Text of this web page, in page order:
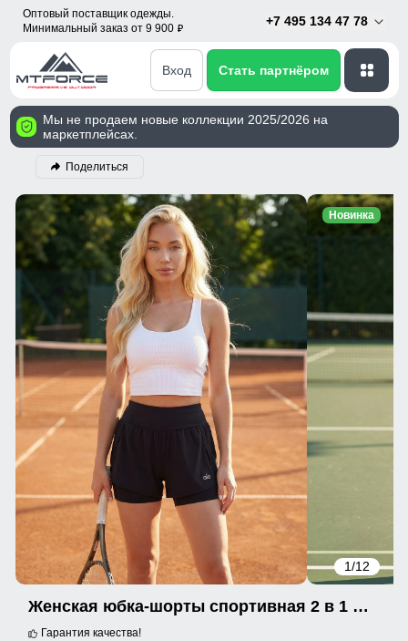
Оптовый поставщик одежды.
Минимальный заказ от 9 900 p
+7 495 134 47 78
Вход Стать партнёром
Мы не продаем новые коллекции 2025/2026 на
маркетплейсах.
Поделиться
1/12
Новинка
Женская юбка-шорты спортивная 2 в 1 с велосипедками черного цвета 295_1Ch
Гарантия качества!